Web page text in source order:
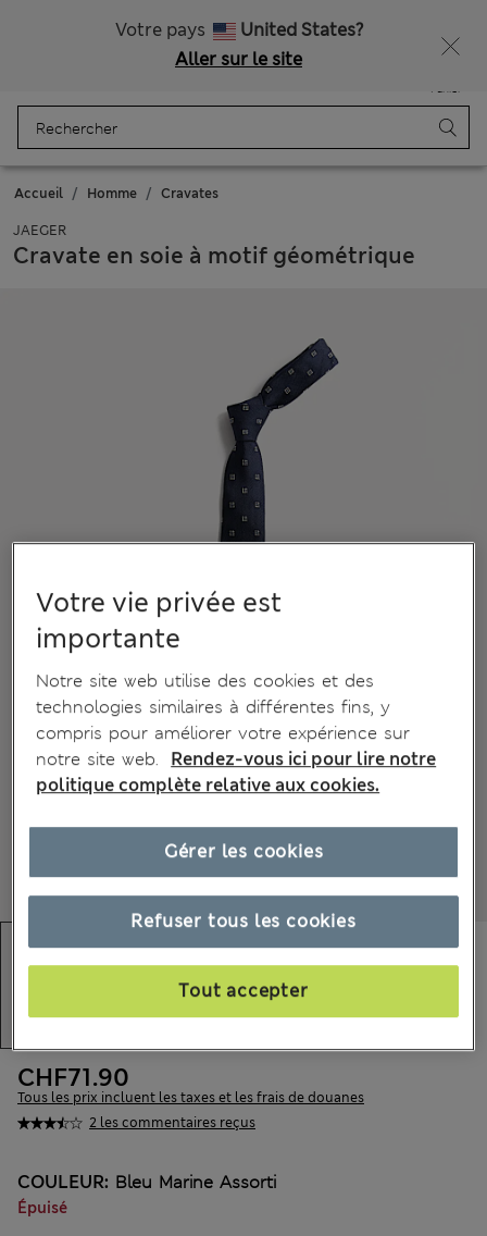
Votre pays
United States?
Aller sur le site
Panier
Accueil Homme Cravates
JAEGER
Cravate en soie à motif géométrique
2 les commentaires reçus
CHF71.90
Tous les prix incluent les taxes et les frais de douanes
COULEUR: Bleu Marine Assorti
Épuisé
Votre vie privée est
importante
Notre site web utilise des cookies et des
technologies similaires à différentes fins, y
compris pour améliorer votre expérience sur
notre site web.
Rendez-vous ici pour lire notre
politique complète relative aux cookies.
Refuser tous les cookies
Tout accepter
Gérer les cookies